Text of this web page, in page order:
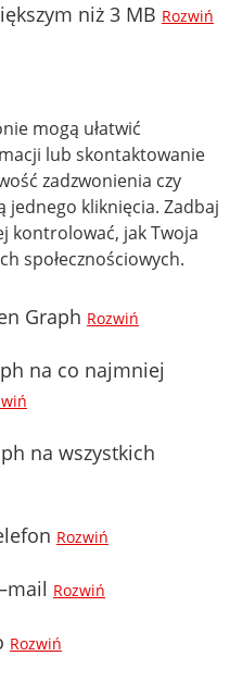
niż 3 MB Rozwiń
mogą ułatwić
lub skontaktowanie
zadzwonienia czy
jednego kliknięcia. Zadbaj
kontrolować, jak Twoja
społecznościowych.
Graph Rozwiń
na co najmniej
na wszystkich
Rozwiń
Rozwiń
Rozwiń